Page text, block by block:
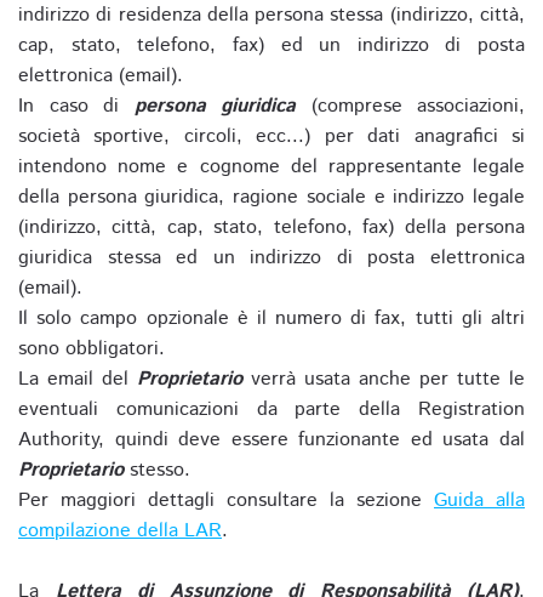
indirizzo di residenza della persona stessa (indirizzo, città,
cap, stato, telefono, fax) ed un indirizzo di posta
elettronica (email).
In caso di persona giuridica(comprese associazioni,
società sportive, circoli, ecc...) per dati anagrafici si
intendono nome e cognome del rappresentante legale
della persona giuridica, ragione sociale e indirizzo legale
(indirizzo, città, cap, stato, telefono, fax) della persona
giuridica stessa ed un indirizzo di posta elettronica
(email).
Il solo campo opzionale è il numero di fax, tutti gli altri
sono obbligatori.
La email del Proprietarioverrà usata anche per tutte le
eventuali comunicazioni da parte della Registration
Authority, quindi deve essere funzionante ed usata dal
Proprietariostesso.
Per maggiori dettagli consultare la sezione Guida alla
compilazione della LAR.